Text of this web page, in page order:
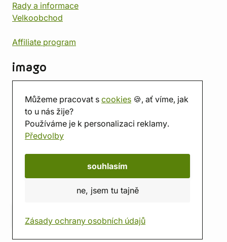
Můžeme pracovat s cookies 🍪, ať víme, jak
to u nás žije?
Používáme je k personalizaci reklamy.
Předvolby
souhlasím
ne, jsem tu tajně
Zásady ochrany osobních údajů
Rady a informace
Velkoobchod
Affiliate program
imago
Prodejna
Herna
O nás
Hodnocení obchodu